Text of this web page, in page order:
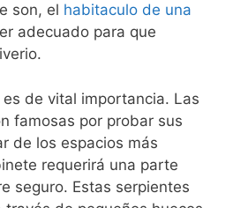
son, el habitaculo de una
adecuado para que
de vital importancia. Las
famosas por probar sus
de los espacios más
requerirá una parte
seguro. Estas serpientes